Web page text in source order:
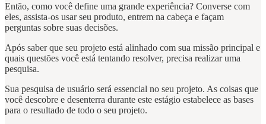
Então, como você define uma grande experiência? Converse com
eles, assista-os usar seu produto, entrem na cabeça e façam
perguntas sobre suas decisões.
Após saber que seu projeto está alinhado com sua missão principal e
quais questões você está tentando resolver, precisa realizar uma
pesquisa.
Sua pesquisa de usuário será essencial no seu projeto. As coisas que
você descobre e desenterra durante este estágio estabelece as bases
para o resultado de todo o seu projeto.